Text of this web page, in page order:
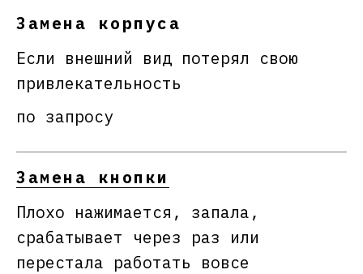
Замена корпуса
Если внешний вид потерял свою
привлекательность
по запросу
Замена кнопки
Плохо нажимается, запала,
срабатывает через раз или
перестала работать вовсе